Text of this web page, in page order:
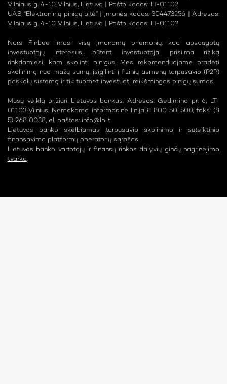
Vilniaus g. 4-10, Vilnius, Lietuva | Pašto kodas: LT-01102
UAB “Elektroninių pinigų bitė” | Įmonės kodas: 304473256 | Adresas:
Vilniaus g. 4-10, Vilnius, Lietuva | Pašto kodas: LT-01102
Nors Finbee imasi visų įmanomų priemonių, kad apsaugotų
investuotojų interesus, būtent investuotojai prisiima riziką
rinkdamiesi, kam skolinti pinigus. Mes rekomenduojame pradėti
skolinimą nuo mažų sumų, įsigilinti į fizinių asmenų tarpusavio (P2P)
paskolų sistemą ir tik tuomet investuoti reikšmingas pinigų sumas.
Mūsų veiklą prižiūri Lietuvos bankas. Adresas: Gedimino pr. 6, LT-
01103 Vilnius. Nemokama informacinė linija 8 800 50 500, faks. (8
5) 268 0038, el. paštas: info@lb.lt
Lietuvos banko skelbiamas tarpusavio skolinimo ir sutelktinio
finansavimo platformų operatorių sąrašas.
Lietuvos banko vartotojų ir finansų rinkos dalyvių ginčų nagrinėjimo
tvarka.